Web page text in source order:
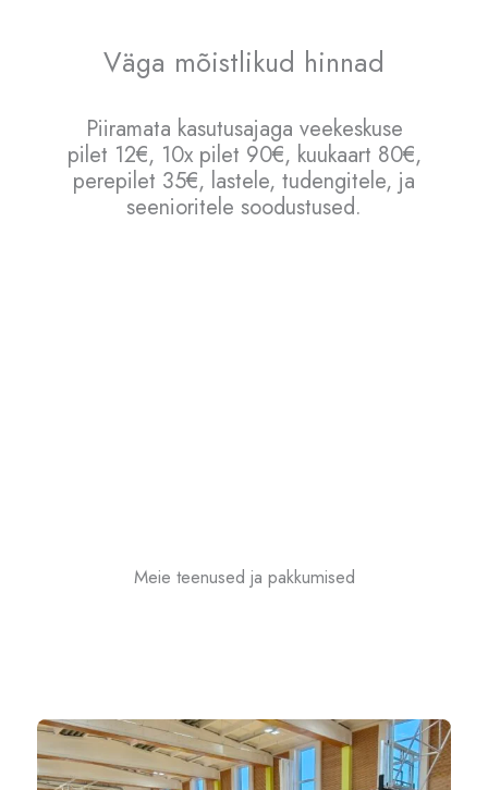
Väga mõistlikud hinnad
Piiramata kasutusajaga veekeskuse
pilet 12€, 10x pilet 90€, kuukaart 80€,
perepilet 35€, lastele, tudengitele, ja
seenioritele soodustused.
Meie teenused ja pakkumised